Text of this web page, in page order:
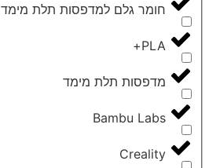
חומר גלם למדפסות תלת מימד
PLA+
מדפסות תלת מימד
Bambu Labs
Creality